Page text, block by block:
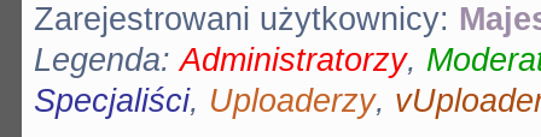
Zarejestrowani użytkownicy:
Legenda:Administratorzy,
Specjaliści, Uploaderzy,